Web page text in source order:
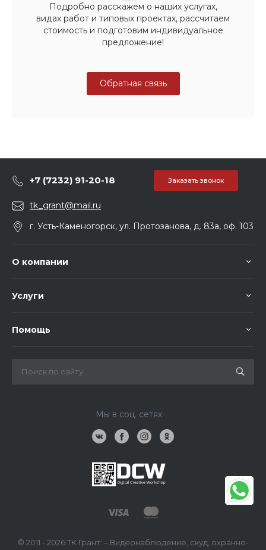
Подробно расскажем о наших услугах,
видах работ и типовых проектах, рассчитаем
стоимость и подготовим индивидуальное
предложение!
Обратная связь
+7 (7232) 91-20-18 Заказать звонок
tk_grant@mail.ru
г. Усть-Каменогорск, ул. Протозанова, д. 83а, оф. 103
О компании
Услуги
Помощь
Мы в соц. сетях
© 2011 - 2026 ТК Грант: – Видеонаблюдение, скуд, охранно-